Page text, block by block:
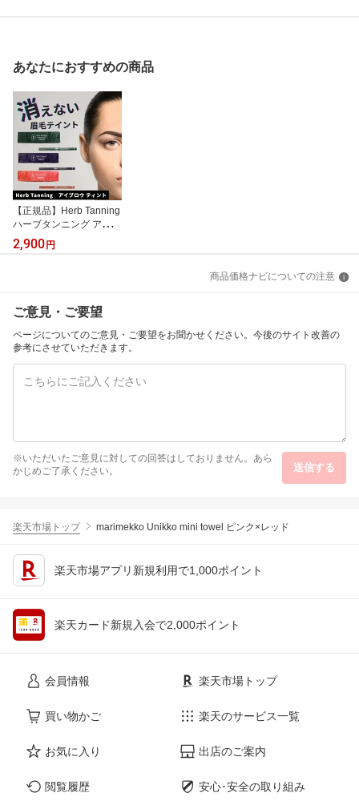
あなたにおすすめの商品
【正規品】Herb Tanning
ハーブタンニング アイブ
ロウティント セルフタン
ニング 眉染 眉毛 アイブ
スメ サロン専用 眉アー
ト
2,900 円
商品価格ナビについての注意
ご意見・ご要望
ページについてのご意見・ご要望をお聞かせください。今後のサイト改善の
参考にさせていただきます。
※いただいたご意見に対しての回答はしておりません。あら
かじめご了承ください。
送信する
楽天市場トップ marimekko Unikko mini towel ピンク×レッド
楽天市場アプリ新規利用で1,000ポイント
楽天カード新規入会で2,000ポイント
会員情報
買い物かご
お気に入り
閲覧履歴
楽天市場トップ
楽天のサービス一覧
出店のご案内
安心･安全の取り組み